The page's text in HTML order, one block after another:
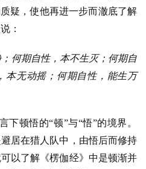
疑，使他再进一步而澈底了解
：
何期自性，本不生灭；何期自
本无动摇；何期自性，能生万
下顿悟的“顿”与“悟”的境界。
居在猎人队中，由悟后而修持
以了解《楞伽经》中是顿渐并